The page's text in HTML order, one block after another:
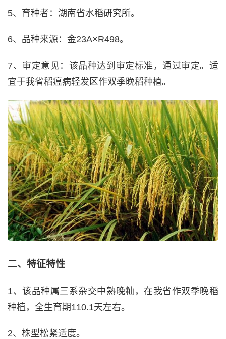
5、育种者：湖南省水稻研究所。
6、品种来源：金23A×R498。
7、审定意见：该品种达到审定标准，通过审定。适
宜于我省稻瘟病轻发区作双季晚稻种植。
二、特征特性
1、该品种属三系杂交中熟晚籼，在我省作双季晚稻
种植，全生育期110.1天左右。
2、株型松紧适度。